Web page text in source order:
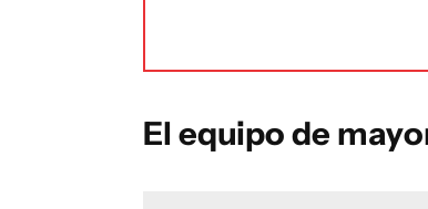
El equipo de